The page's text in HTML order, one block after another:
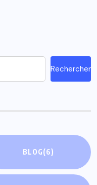
Rechercher
BLOG(6)